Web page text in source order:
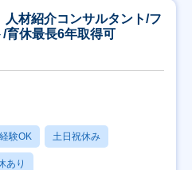
人材紹介コンサルタント/フ
育休最長6年取得可
験OK 土日祝休み
あり